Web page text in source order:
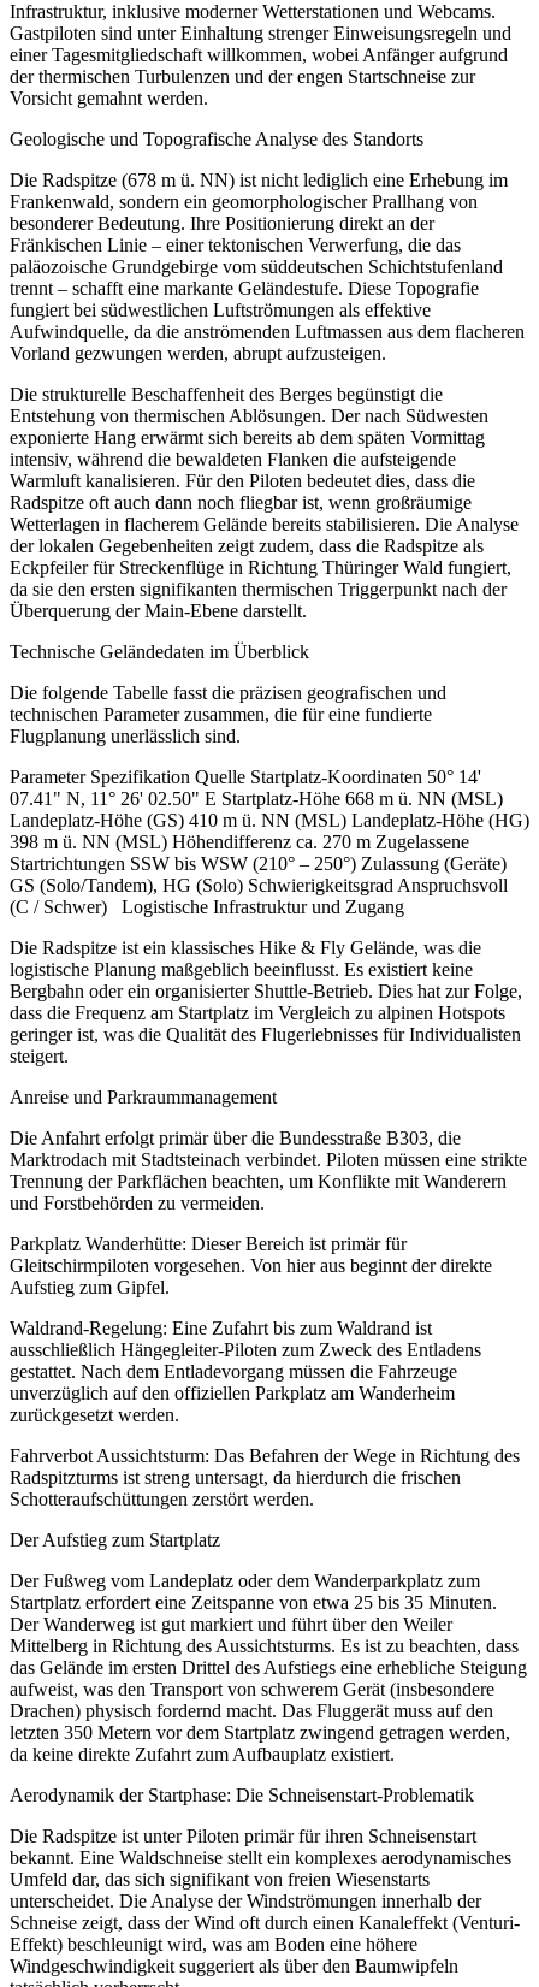
Infrastruktur, inklusive moderner Wetterstationen und Webcams.
Gastpiloten sind unter Einhaltung strenger Einweisungsregeln und
einer Tagesmitgliedschaft willkommen, wobei Anfänger aufgrund
der thermischen Turbulenzen und der engen Startschneise zur
Vorsicht gemahnt werden.
Geologische und Topografische Analyse des Standorts
Die Radspitze (678 m ü. NN) ist nicht lediglich eine Erhebung im
Frankenwald, sondern ein geomorphologischer Prallhang von
besonderer Bedeutung. Ihre Positionierung direkt an der
Fränkischen Linie – einer tektonischen Verwerfung, die das
paläozoische Grundgebirge vom süddeutschen Schichtstufenland
trennt – schafft eine markante Geländestufe. Diese Topografie
fungiert bei südwestlichen Luftströmungen als effektive
Aufwindquelle, da die anströmenden Luftmassen aus dem flacheren
Vorland gezwungen werden, abrupt aufzusteigen.
Die strukturelle Beschaffenheit des Berges begünstigt die
Entstehung von thermischen Ablösungen. Der nach Südwesten
exponierte Hang erwärmt sich bereits ab dem späten Vormittag
intensiv, während die bewaldeten Flanken die aufsteigende
Warmluft kanalisieren. Für den Piloten bedeutet dies, dass die
Radspitze oft auch dann noch fliegbar ist, wenn großräumige
Wetterlagen in flacherem Gelände bereits stabilisieren. Die Analyse
der lokalen Gegebenheiten zeigt zudem, dass die Radspitze als
Eckpfeiler für Streckenflüge in Richtung Thüringer Wald fungiert,
da sie den ersten signifikanten thermischen Triggerpunkt nach der
Überquerung der Main-Ebene darstellt.
Technische Geländedaten im Überblick
Die folgende Tabelle fasst die präzisen geografischen und
technischen Parameter zusammen, die für eine fundierte
Flugplanung unerlässlich sind.
Parameter Spezifikation Quelle Startplatz-Koordinaten 50° 14'
07.41" N, 11° 26' 02.50" E Startplatz-Höhe 668 m ü. NN (MSL)
Landeplatz-Höhe (GS) 410 m ü. NN (MSL) Landeplatz-Höhe (HG)
398 m ü. NN (MSL) Höhendifferenz ca. 270 m Zugelassene
Startrichtungen SSW bis WSW (210° – 250°) Zulassung (Geräte)
GS (Solo/Tandem), HG (Solo) Schwierigkeitsgrad Anspruchsvoll
(C / Schwer) Logistische Infrastruktur und Zugang
Die Radspitze ist ein klassisches Hike & Fly Gelände, was die
logistische Planung maßgeblich beeinflusst. Es existiert keine
Bergbahn oder ein organisierter Shuttle-Betrieb. Dies hat zur Folge,
dass die Frequenz am Startplatz im Vergleich zu alpinen Hotspots
geringer ist, was die Qualität des Flugerlebnisses für Individualisten
steigert.
Anreise und Parkraummanagement
Die Anfahrt erfolgt primär über die Bundesstraße B303, die
Marktrodach mit Stadtsteinach verbindet. Piloten müssen eine strikte
Trennung der Parkflächen beachten, um Konflikte mit Wanderern
und Forstbehörden zu vermeiden.
Parkplatz Wanderhütte: Dieser Bereich ist primär für
Gleitschirmpiloten vorgesehen. Von hier aus beginnt der direkte
Aufstieg zum Gipfel.
Waldrand-Regelung: Eine Zufahrt bis zum Waldrand ist
ausschließlich Hängegleiter-Piloten zum Zweck des Entladens
gestattet. Nach dem Entladevorgang müssen die Fahrzeuge
unverzüglich auf den offiziellen Parkplatz am Wanderheim
zurückgesetzt werden.
Fahrverbot Aussichtsturm: Das Befahren der Wege in Richtung des
Radspitzturms ist streng untersagt, da hierdurch die frischen
Schotteraufschüttungen zerstört werden.
Der Aufstieg zum Startplatz
Der Fußweg vom Landeplatz oder dem Wanderparkplatz zum
Startplatz erfordert eine Zeitspanne von etwa 25 bis 35 Minuten.
Der Wanderweg ist gut markiert und führt über den Weiler
Mittelberg in Richtung des Aussichtsturms. Es ist zu beachten, dass
das Gelände im ersten Drittel des Aufstiegs eine erhebliche Steigung
aufweist, was den Transport von schwerem Gerät (insbesondere
Drachen) physisch fordernd macht. Das Fluggerät muss auf den
letzten 350 Metern vor dem Startplatz zwingend getragen werden,
da keine direkte Zufahrt zum Aufbauplatz existiert.
Aerodynamik der Startphase: Die Schneisenstart-Problematik
Die Radspitze ist unter Piloten primär für ihren Schneisenstart
bekannt. Eine Waldschneise stellt ein komplexes aerodynamisches
Umfeld dar, das sich signifikant von freien Wiesenstarts
unterscheidet. Die Analyse der Windströmungen innerhalb der
Schneise zeigt, dass der Wind oft durch einen Kanaleffekt (Venturi-
Effekt) beschleunigt wird, was am Boden eine höhere
Windgeschwindigkeit suggeriert als über den Baumwipfeln